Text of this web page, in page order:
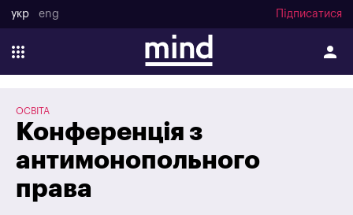
укр eng Підписатися
ОСВІТА
Конференція з
антимонопольного
права